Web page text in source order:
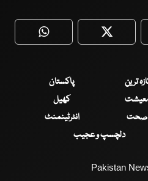
WhatsApp Twitter
ترین
پاکستان
کھیل
صحت
انٹرٹینمنٹ
دلچسپ و عجیب
Pakistan